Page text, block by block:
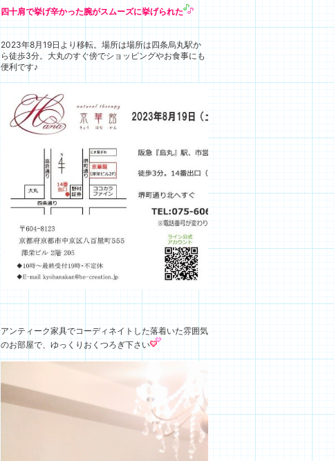
四十肩で挙げ辛かった腕がスムーズに挙げられた
2023年8月19日より移転。場所は場所は四条烏丸駅か
ら徒歩3分。大丸のすぐ傍でショッピングやお食事にも
便利です♪
アンティーク家具でコーディネイトした落着いた雰囲気
のお部屋で、ゆっくりおくつろぎ下さい